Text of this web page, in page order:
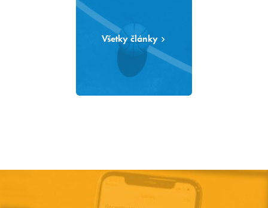
Všetky články